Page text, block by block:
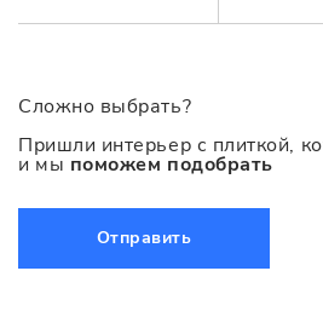
Сложно выбрать?
Пришли интерьер с плиткой,
и мы поможем подобрать
Отправить